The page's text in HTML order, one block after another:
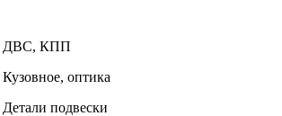
ДВС, КПП
Кузовное, оптика
Детали подвески